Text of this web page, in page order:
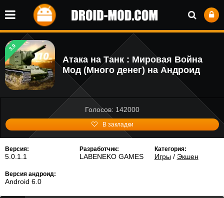
3.9
Атака на Танк : Мировая Война
Мод (Много денег) на Андроид
Голосов: 142000
В закладки
Версия:
5.0.1.1
Разработчик:
LABENEKO GAMES
Категория:
Игры/ Экшен
Версия андроид:
Android 6.0